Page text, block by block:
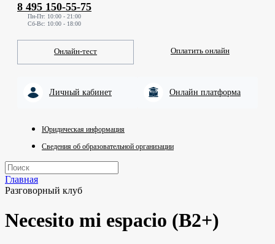
8 495 150-55-75
Пн-Пт: 10:00 - 21:00
Сб-Вс: 10:00 - 18:00
Онлайн-тест Оплатить онлайн
Личный кабинет Онлайн платформа
Юридическая информация
Сведения об образовательной организации
Главная
Разговорный клуб
Necesito mi espacio (В2+)